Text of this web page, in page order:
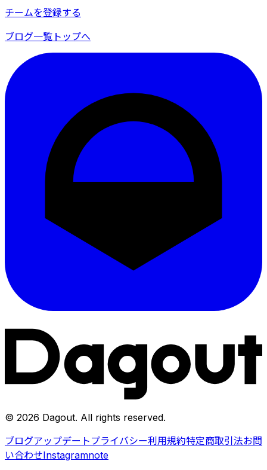
チームを登録する
ブログ一覧 トップへ
© 2026 Dagout. All rights reserved.
ブログアップデート プライバシー利用規約特定商取引法お問
い合わせInstagramnote